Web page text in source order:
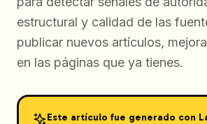
estructural y calidad de las
publicar nuevos artículos,
en las páginas que ya tienes.
Este artículo fue generado con